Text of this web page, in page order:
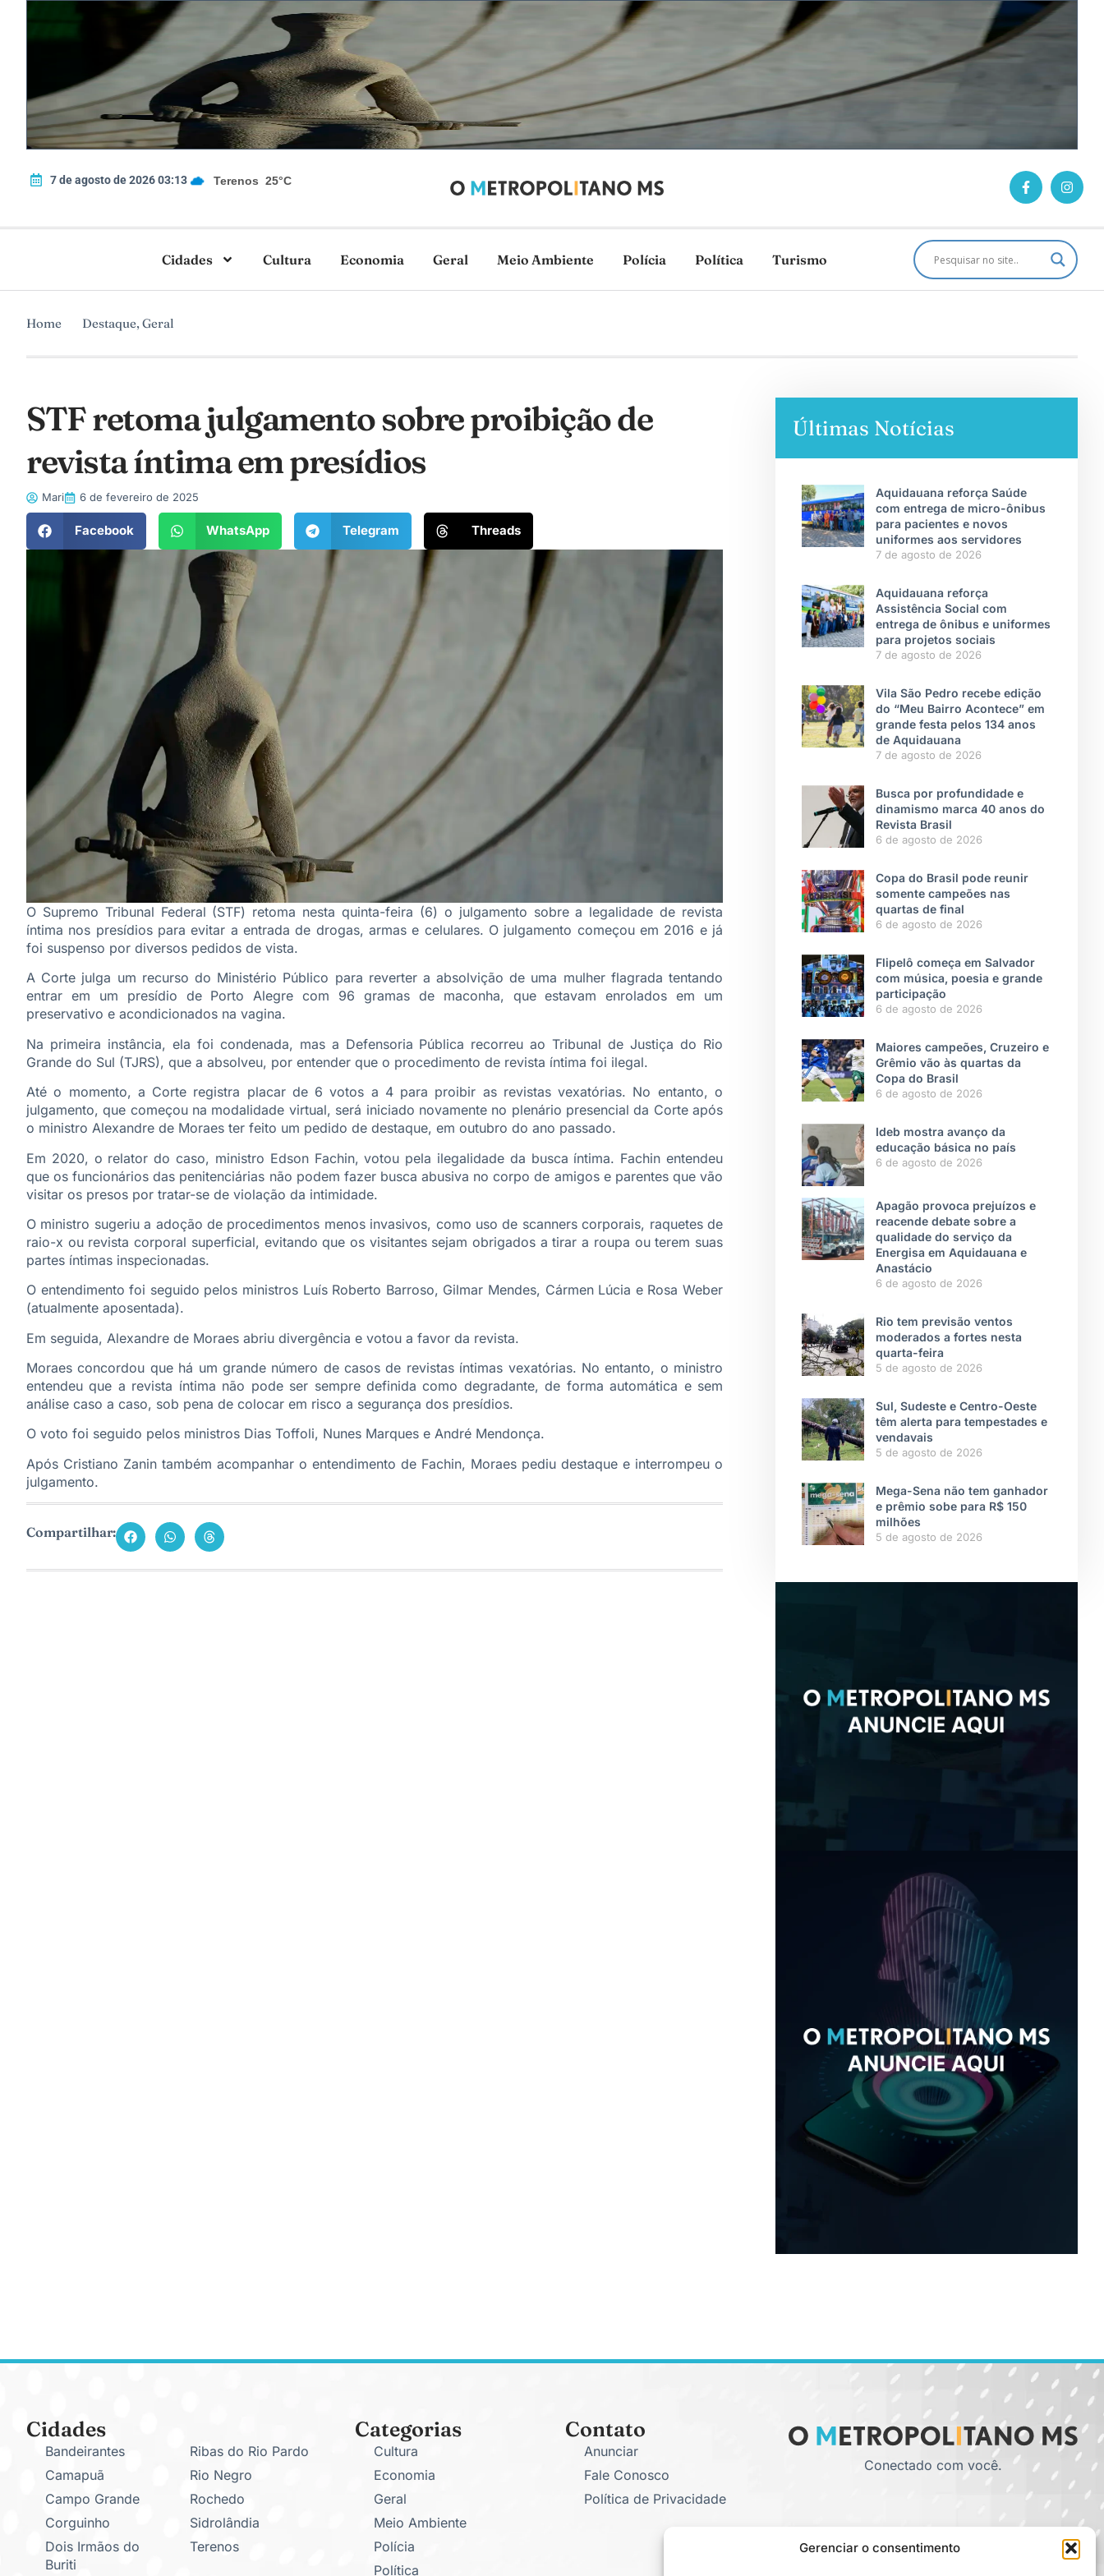
Gerenciar o consentimento
7 de agosto de 2026 03:13 Terenos 25°C
Cidades Cultura Economia Geral Meio Ambiente Polícia Política Turismo
Home Destaque, Geral
STF retoma julgamento sobre proibição de
revista íntima em presídios
Mari 6 de fevereiro de 2025
Facebook WhatsApp Telegram Threads
O Supremo Tribunal Federal (STF) retoma nesta quinta-feira (6) o julgamento sobre a legalidade de revista
íntima nos presídios para evitar a entrada de drogas, armas e celulares. O julgamento começou em 2016 e já
foi suspenso por diversos pedidos de vista.
A Corte julga um recurso do Ministério Público para reverter a absolvição de uma mulher flagrada tentando
entrar em um presídio de Porto Alegre com 96 gramas de maconha, que estavam enrolados em um
preservativo e acondicionados na vagina.
Na primeira instância, ela foi condenada, mas a Defensoria Pública recorreu ao Tribunal de Justiça do Rio
Grande do Sul (TJRS), que a absolveu, por entender que o procedimento de revista íntima foi ilegal.
Até o momento, a Corte registra placar de 6 votos a 4 para proibir as revistas vexatórias. No entanto, o
julgamento, que começou na modalidade virtual, será iniciado novamente no plenário presencial da Corte após
o ministro Alexandre de Moraes ter feito um pedido de destaque, em outubro do ano passado.
Em 2020, o relator do caso, ministro Edson Fachin, votou pela ilegalidade da busca íntima. Fachin entendeu
que os funcionários das penitenciárias não podem fazer busca abusiva no corpo de amigos e parentes que vão
visitar os presos por tratar-se de violação da intimidade.
O ministro sugeriu a adoção de procedimentos menos invasivos, como uso de scanners corporais, raquetes de
raio-x ou revista corporal superficial, evitando que os visitantes sejam obrigados a tirar a roupa ou terem suas
partes íntimas inspecionadas.
O entendimento foi seguido pelos ministros Luís Roberto Barroso, Gilmar Mendes, Cármen Lúcia e Rosa Weber
(atualmente aposentada).
Em seguida, Alexandre de Moraes abriu divergência e votou a favor da revista.
Moraes concordou que há um grande número de casos de revistas íntimas vexatórias. No entanto, o ministro
entendeu que a revista íntima não pode ser sempre definida como degradante, de forma automática e sem
análise caso a caso, sob pena de colocar em risco a segurança dos presídios.
O voto foi seguido pelos ministros Dias Toffoli, Nunes Marques e André Mendonça.
Após Cristiano Zanin também acompanhar o entendimento de Fachin, Moraes pediu destaque e interrompeu o
julgamento.
Compartilhar:
Últimas Notícias
Aquidauana reforça Saúde
com entrega de micro-ônibus
para pacientes e novos
uniformes aos servidores
7 de agosto de 2026
Aquidauana reforça
Assistência Social com
entrega de ônibus e uniformes
para projetos sociais
7 de agosto de 2026
Vila São Pedro recebe edição
do “Meu Bairro Acontece” em
grande festa pelos 134 anos
de Aquidauana
7 de agosto de 2026
Busca por profundidade e
dinamismo marca 40 anos do
Revista Brasil
6 de agosto de 2026
Copa do Brasil pode reunir
somente campeões nas
quartas de final
6 de agosto de 2026
Flipelô começa em Salvador
com música, poesia e grande
participação
6 de agosto de 2026
Maiores campeões, Cruzeiro e
Grêmio vão às quartas da
Copa do Brasil
6 de agosto de 2026
Ideb mostra avanço da
educação básica no país
6 de agosto de 2026
Apagão provoca prejuízos e
reacende debate sobre a
qualidade do serviço da
Energisa em Aquidauana e
Anastácio
6 de agosto de 2026
Rio tem previsão ventos
moderados a fortes nesta
quarta-feira
5 de agosto de 2026
Sul, Sudeste e Centro-Oeste
têm alerta para tempestades e
vendavais
5 de agosto de 2026
Mega-Sena não tem ganhador
e prêmio sobe para R$ 150
milhões
5 de agosto de 2026
Cidades
Bandeirantes
Camapuã
Campo Grande
Corguinho
Dois Irmãos do
Buriti
Ribas do Rio Pardo
Rio Negro
Rochedo
Sidrolândia
Terenos
Categorias
Cultura
Economia
Geral
Meio Ambiente
Polícia
Política
Contato
Anunciar
Fale Conosco
Política de Privacidade
Conectado com você.